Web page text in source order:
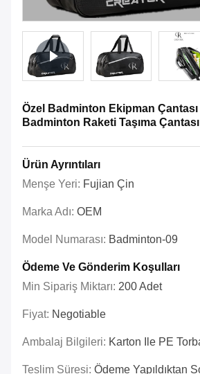
Özel Badminton Ekipman Çantası
Badminton Raketi Taşıma Çantası
Ürün Ayrıntıları
Menşe Yeri: Fujian Çin
Marka Adı: OEM
Model Numarası: Badminton-09
Ödeme Ve Gönderim Koşulları
Min Sipariş Miktarı: 200 Adet
Fiyat: Negotiable
Ambalaj Bilgileri: Karton Ile PE
Teslim Süresi: Ödeme Yapıldıktan